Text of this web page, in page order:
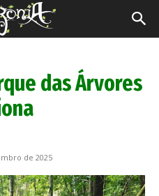
das Árvores
de 2025